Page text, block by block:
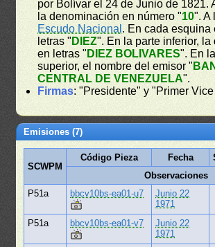
por Bolívar el 24 de Junio de 1821.
la denominación en número "10". A
Escudo Nacional . En cada esquina
letras " DIEZ". En la parte inferior,
en letras " DIEZ BOLIVARES". En
superior, el nombre del emisor "
CENTRAL DE VENEZUELA".
Firmas: "Presidente" y "Primer
Emisiones (7)
SCWPM
Código Pieza Fecha
Observaciones
P51a
bbcv10bs-ea01-u7
Junio 22
1971
P51a bbcv10bs-ea01-v7
Junio 22
1971